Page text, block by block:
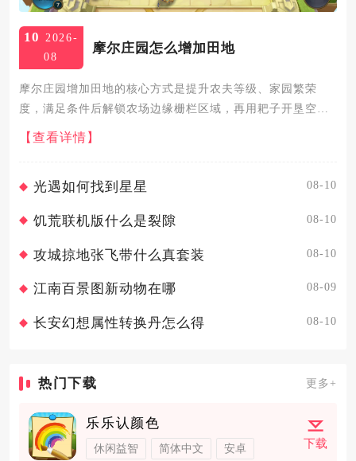
10 2026-
08
摩尔庄园怎么增加田地
摩尔庄园增加田地的核心方式是提升农夫等级、家园繁荣
度，满足条件后解锁农场边缘栅栏区域，再用耙子开垦空
地，同时升级农具、清理障碍物、完成农场订单可高效扩充
田地规模。提升农夫等级是解锁更多田地的基础，种植作
【查看详情】
光遇如何找到星星 08-10
饥荒联机版什么是裂隙 08-10
攻城掠地张飞带什么真套装 08-10
江南百景图新动物在哪 08-09
长安幻想属性转换丹怎么得 08-10
热门下载 更多+
乐乐认颜色
休闲益智 简体中文 安卓 下载